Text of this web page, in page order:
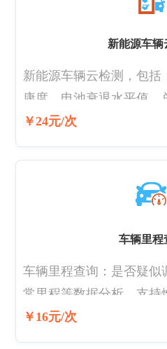
配 B0010316: 身份证号
片 B0010317: 身份证号
新能源车辆
新能源车辆云检测，包括
康度、电池衰退水平值、
数 等数据。
￥24元/次
车辆里程
车辆里程查询：是否疑似
常里程等数据分析。支持
据更新时间是每个月8号
￥16元/次